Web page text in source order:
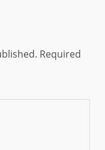
Required